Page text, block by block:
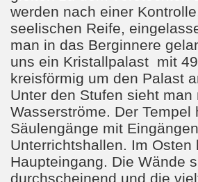
werden nach einer
seelischen Reife,
man in das Berginnere
uns ein Kristallpalast mit 49
kreisförmig um den Palast
Unter den Stufen sieht man
Wasserströme. Der Tempel
Säulengänge mit
Unterrichtshallen. Im Osten
Haupteingang. Die Wände
durchscheinend und die